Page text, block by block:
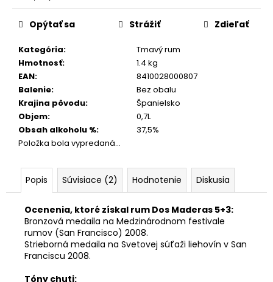
cena:
Kategória:
Tmavý rum
Hmotnosť:
1.4 kg
EAN:
8410028000807
Balenie:
Bez obalu
Krajina pôvodu:
Španielsko
Objem:
0,7L
Obsah alkoholu %:
37,5%
Položka bola vypredaná…
Opýtať sa Strážiť Zdieľať
Popis Súvisiace (2) Hodnotenie Diskusia
Ocenenia, ktoré získal rum Dos Maderas 5+3:
Bronzová medaila na Medzinárodnom festivale
rumov (San Francisco) 2008.
Strieborná medaila na Svetovej súťaži liehovín v San
Franciscu 2008.
Tóny chuti: